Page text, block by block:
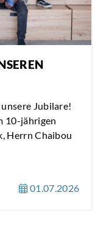
Jubilare!
10-jährigen
Herrn Chaibou
01.07.2026